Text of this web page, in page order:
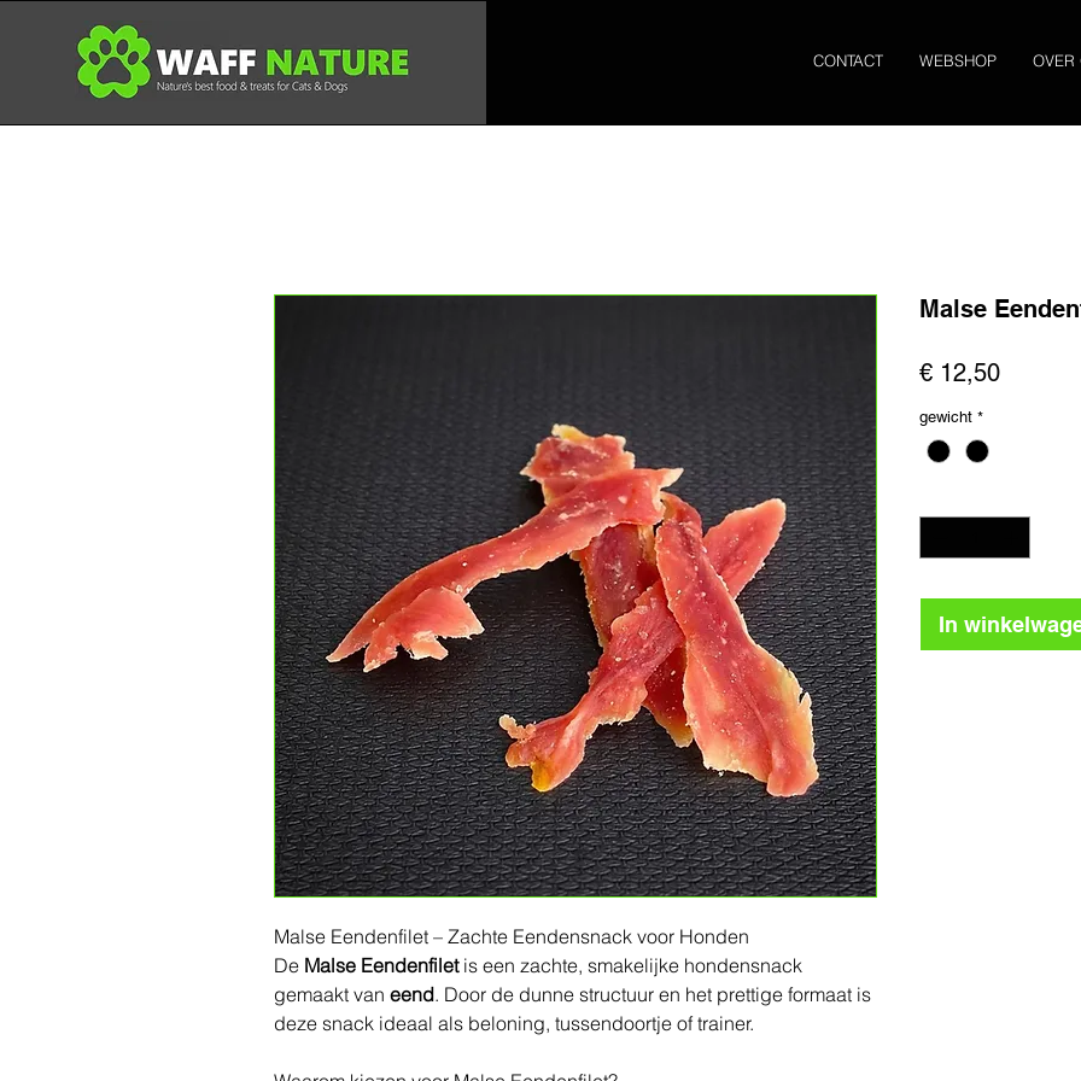
CONTACT WEBSHOP OVER
Malse Eendenfilet – Zachte Eendensnack voor Honden
De Malse Eendenfiletis een zachte, smakelijke hondensnack
gemaakt van eend. Door de dunne structuur en het prettige formaat is
deze snack ideaal als beloning, tussendoortje of trainer.
Malse
€ 12,50Prijs
gewicht *
In